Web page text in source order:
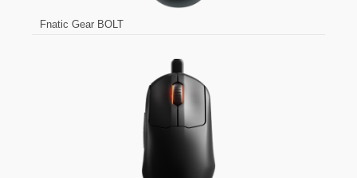
Fnatic Gear BOLT